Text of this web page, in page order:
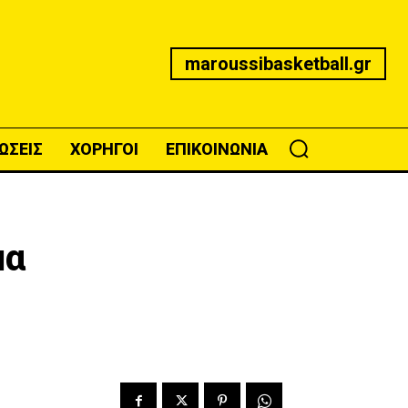
maroussibasketball.gr
ΧΟΡΗΓΟΙ ΕΠΙΚΟΙΝΩΝΙΑ